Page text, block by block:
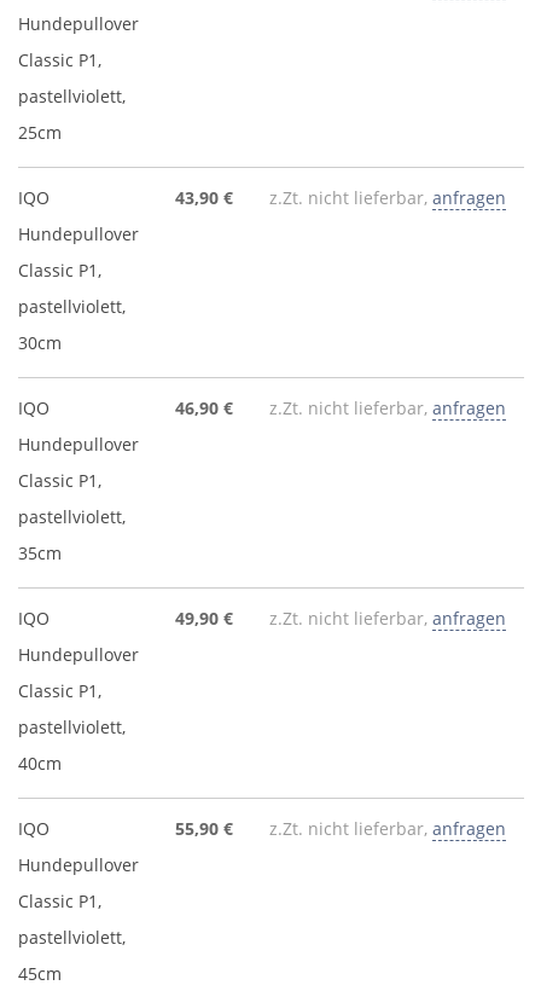
Hundepullover
Classic P1,
pastellviolett,
25cm
IQO
Hundepullover
Classic P1,
pastellviolett,
30cm
43,90 € z.Zt. nicht lieferbar, anfragen
IQO
Hundepullover
Classic P1,
pastellviolett,
35cm
46,90 € z.Zt. nicht lieferbar, anfragen
IQO
Hundepullover
Classic P1,
pastellviolett,
40cm
49,90 € z.Zt. nicht lieferbar, anfragen
IQO
Hundepullover
Classic P1,
pastellviolett,
45cm
55,90 € z.Zt. nicht lieferbar, anfragen